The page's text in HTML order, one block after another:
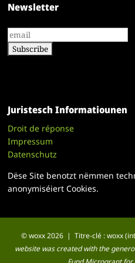
Newsletter
Juristesch Informatiounen
Droit de réponse
Impressum
Datenschutz
Dëse Site benotzt nëmmen
anonymiséiert Cookies.
© woxx 2026 | Titre-clé : woxx
website was created with the